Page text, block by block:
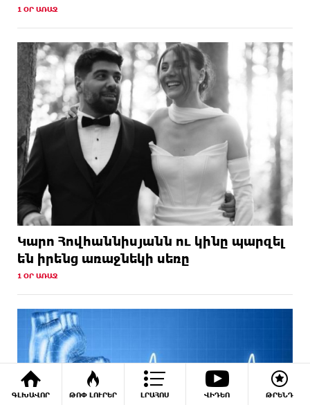
ԳԼԽԱՎՈՐ ԹՈՓ ԼՈՒՐԵՐ ԼՐԱՀՈՍ ՎԻԴԵՈ ԹՐԵՆԴ
1 ՕՐ ԱՌԱՋ
Կարո Հովհաննիսյանն ու կինը պարզել
են իրենց առաջնեկի սեռը
1 ՕՐ ԱՌԱՋ